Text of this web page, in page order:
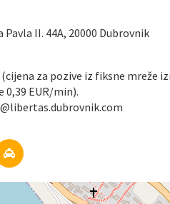
Pavla II. 44A, 20000 Dubrovnik
(cijena za pozive iz fiksne mreže
0,39 EUR/min).